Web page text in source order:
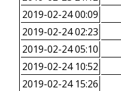
2019-02-24 00:09
2019-02-24 02:23
2019-02-24 05:10
2019-02-24 10:52
2019-02-24 15:26